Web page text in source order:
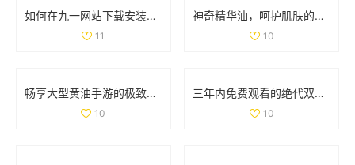
如何在九一网站下载安装NBA应用程序的详细步骤解析
11
神奇精华油，呵护肌肤的润泽秘密与使用心得宝典
10
畅享大型黄油手游的极致体验，探索IOS平台新世界
10
三年内免费观看的绝代双骄电影和动漫大全汇总
10